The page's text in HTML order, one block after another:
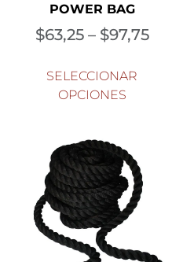
POWER BAG
$63,25 – $97,75
SELECCIONAR
OPCIONES